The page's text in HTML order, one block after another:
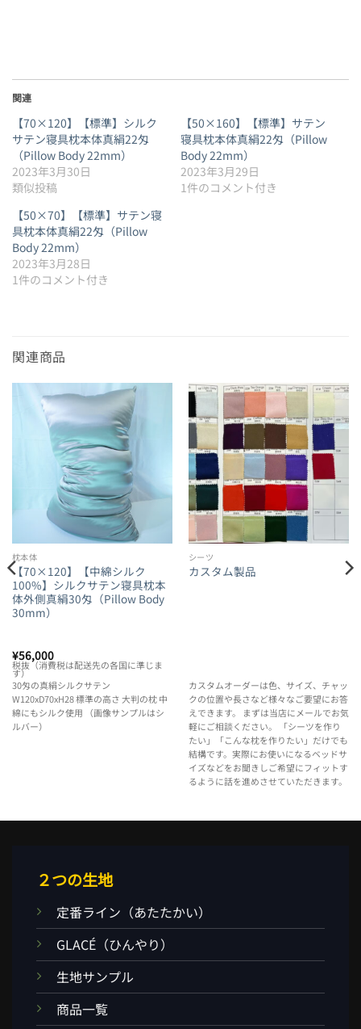
関連
【70×120】【標準】シルク
サテン寝具枕本体真絹22匁
（Pillow Body 22mm）
2023年3月30日
類似投稿
【50×160】【標準】サテン
寝具枕本体真絹22匁（Pillow
Body 22mm）
2023年3月29日
1件のコメント付き
【50×70】【標準】サテン寝
具枕本体真絹22匁（Pillow
Body 22mm）
2023年3月28日
1件のコメント付き
関連商品
枕本体
【70×120】【中綿シルク
100%】シルクサテン寝具枕本
体外側真絹30匁（Pillow Body
30mm）
¥56,000
税抜（消費税は配送先の各国に準じま
す）
30匁の真絹シルクサテン
W120xD70xH28 標準の高さ 大判の枕 中
綿にもシルク使用 （画像サンプルはシ
ルバー）
シーツ
カスタム製品
カスタムオーダーは色、サイズ、チャッ
クの位置や長さなど様々なご要望にお答
えできます。 まずは当店にメールでお気
軽にご相談ください。 「シーツを作り
たい」「こんな枕を作りたい」だけでも
結構です。実際にお使いになるベッドサ
イズなどをお聞きしご希望にフィットす
るように話を進めさせていただきます。
２つの生地
定番ライン（あたたかい）
GLACÉ（ひんやり）
生地サンプル
商品一覧